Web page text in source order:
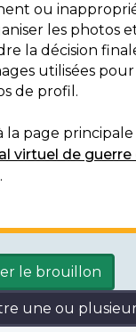
ou
les photos
la décision
utilisées
de profil.
la page
virtuel de guerre
.
le brouillon
une ou